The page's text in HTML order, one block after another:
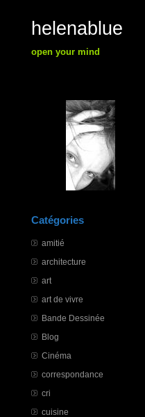
helenablue
open your mind
Catégories
amitié
architecture
art
art de vivre
Bande Dessinée
Blog
Cinéma
correspondance
cri
cuisine